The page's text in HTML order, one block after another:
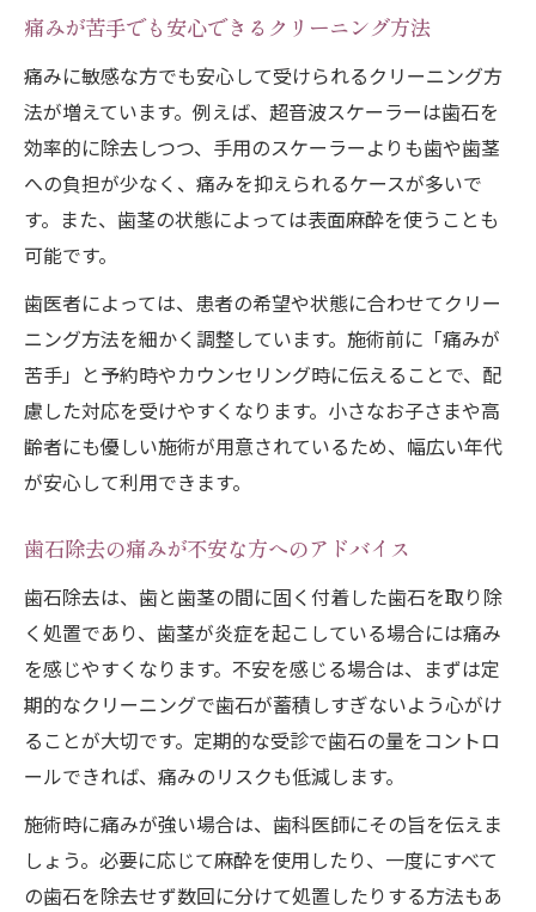
痛みが苦手でも安心できるクリーニング方法
痛みに敏感な方でも安心して受けられるクリーニング方
法が増えています。例えば、超音波スケーラーは歯石を
効率的に除去しつつ、手用のスケーラーよりも歯や歯茎
への負担が少なく、痛みを抑えられるケースが多いで
す。また、歯茎の状態によっては表面麻酔を使うことも
可能です。
歯医者によっては、患者の希望や状態に合わせてクリー
ニング方法を細かく調整しています。施術前に「痛みが
苦手」と予約時やカウンセリング時に伝えることで、配
慮した対応を受けやすくなります。小さなお子さまや高
齢者にも優しい施術が用意されているため、幅広い年代
が安心して利用できます。
歯石除去の痛みが不安な方へのアドバイス
歯石除去は、歯と歯茎の間に固く付着した歯石を取り除
く処置であり、歯茎が炎症を起こしている場合には痛み
を感じやすくなります。不安を感じる場合は、まずは定
期的なクリーニングで歯石が蓄積しすぎないよう心がけ
ることが大切です。定期的な受診で歯石の量をコントロ
ールできれば、痛みのリスクも低減します。
施術時に痛みが強い場合は、歯科医師にその旨を伝えま
しょう。必要に応じて麻酔を使用したり、一度にすべて
の歯石を除去せず数回に分けて処置したりする方法もあ